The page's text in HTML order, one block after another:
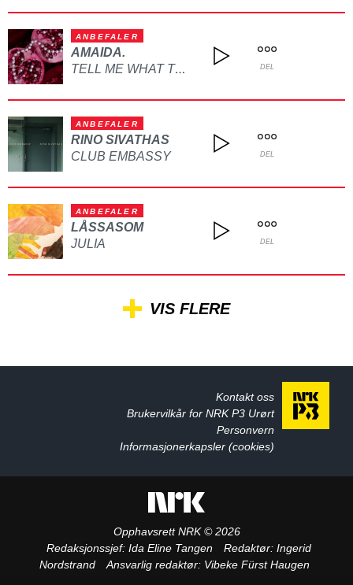
ANBEFALER
AMAIDA.
TELL ME WHAT TO DO DEL
ANBEFALER
RINO SIVATHAS
CLUB EMBASSY
DEL
ANBEFALER
LÅSSASOM
JULIA
DEL
VIS FLERE
Kontakt oss
Brukervilkår for NRK P3 Urørt
Personvern
Informasjonerkapsler (cookies)
Opphavsrett NRK © 2026
Redaksjonssjef: Ida Eline Tangen Redaktør: Ingerid
Nordstrand
Ansvarlig redaktør: Vibeke Fürst Haugen